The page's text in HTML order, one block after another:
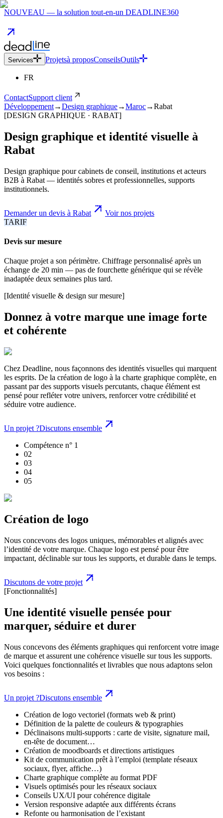
NOUVEAU — la solution tout-en-un DEADLINE360
Services Projetsà proposConseilsOutils
FR
ContactSupport client
Développement→Design graphique→Maroc→Rabat
[DESIGN GRAPHIQUE · RABAT]
Design graphique et identité visuelle à
Rabat
Design graphique pour cabinets de conseil, institutions et acteurs
B2B à Rabat — identités sobres et professionnelles, supports
institutionnels.
Demander un devis à Rabat
Voir nos projets
TARIF
Devis sur mesure
Chaque projet a son périmètre. Chiffrage personnalisé après un
échange de 20 min — pas de fourchette générique qui se révèle
inadaptée deux semaines plus tard.
[Identité visuelle & design sur mesure]
Donnez à votre marque une image forte
et cohérente
Chez Deadline, nous façonnons des identités visuelles qui marquent
les esprits. De la création de logo à la charte graphique complète, en
passant par des supports visuels percutants, chaque élément est
pensé pour refléter votre univers, renforcer votre crédibilité et
séduire votre audience.
Un projet ?Discutons ensemble
Compétence n° 1
02
03
04
05
Création de logo
Nous concevons des logos uniques, mémorables et alignés avec
l’identité de votre marque. Chaque logo est pensé pour être
impactant, déclinable sur tous les supports, et durable dans le temps.
Discutons de votre projet
[Fonctionnalités]
Une identité visuelle pensée pour
marquer, séduire et durer
Nous concevons des éléments graphiques qui renforcent votre image
de marque et assurent une cohérence visuelle sur tous les supports.
Voici quelques fonctionnalités et livrables que nous adaptons selon
vos besoins :
Un projet ?Discutons ensemble
Création de logo vectoriel (formats web & print)
Définition de la palette de couleurs & typographies
Déclinaisons multi-supports : carte de visite, signature mail,
en-tête de document…
Création de moodboards et directions artistiques
Kit de communication prêt à l’emploi (template réseaux
sociaux, flyer, affiche…)
Charte graphique complète au format PDF
Visuels optimisés pour les réseaux sociaux
Conseils UX/UI pour cohérence digitale
Version responsive adaptée aux différents écrans
Refonte ou harmonisation de l’existant